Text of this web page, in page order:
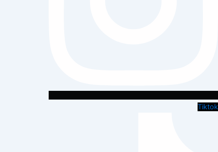
Tiktok